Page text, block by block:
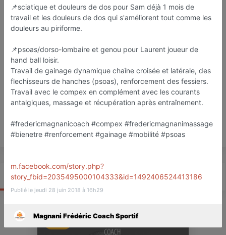
Sportif
Coach sportif
Frejus
Favori
Ouvert jusqu'à 20:00
Save
Actualité Catalogue Infos
📌sciatique et douleurs de dos pour Sam déjà 1 mois de
travail et les douleurs de dos qui s'améliorent tout comme les
douleurs au piriforme.
📌psoas/dorso-lombaire et genou pour Laurent joueur de
hand ball loisir.
Travail de gainage dynamique chaîne croisée et latérale, des
flechisseurs de hanches (psoas), renforcement des fessiers.
Travail avec le compex en complément avec les courants
antalgiques, massage et récupération après entraînement.
#fredericmagnanicoach #compex #fredericmagnanimassage
#bienetre #renforcement #gainage #mobilité #psoas
m.facebook.com/story.php?
story_fbid=2035495000104333&id=1492406524413186
Publié le jeudi 28 juin 2018 à 16h29
Magnani Frédéric Coach Sportif